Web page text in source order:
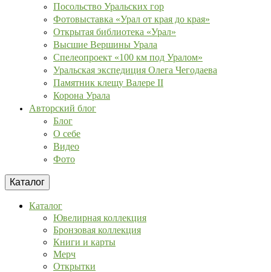
Посольство Уральских гор
Фотовыставка «Урал от края до края»
Открытая библиотека «Урал»
Высшие Вершины Урала
Спелеопроект «100 км под Уралом»
Уральская экспедиция Олега Чегодаева
Памятник клещу Валере II
Корона Урала
Авторский блог
Блог
О себе
Видео
Фото
Каталог
Каталог
Ювелирная коллекция
Бронзовая коллекция
Книги и карты
Мерч
Открытки